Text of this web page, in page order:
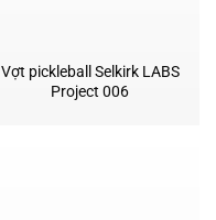
Vợt pickleball Selkirk LABS
Project 006